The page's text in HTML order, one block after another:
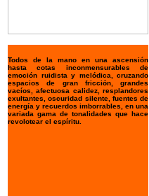
Todos de la mano en una ascensión
hasta cotas inconmensurables de
emoción ruidista y melódica, cruzando
espacios de gran fricción, grandes
vacíos, afectuosa calidez, resplandores
exultantes, oscuridad silente, fuentes de
energía y recuerdos imborrables, en una
variada gama de tonalidades que hace
revolotear el espíritu.